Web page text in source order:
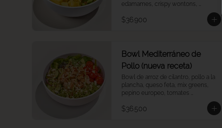
edamames, crispy wontons,
$36.900
Bowl Mediterráneo de
Pollo (nueva receta)
Bowl de arroz de cilantro, pollo a la
plancha, queso feta, mix greens,
pepino europeo, tomates
confitados, cebolla morada, quinoa
crocantes, y vinagreta green
$36.500